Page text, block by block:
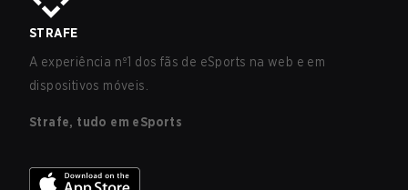
STRAFE
A experiência nº1 dos fãs de eSports na web e em
dispositivos móveis.
Strafe, tudo em eSports